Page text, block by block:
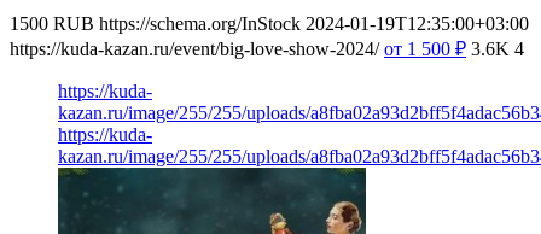
1500 RUB https://schema.org/InStock 2024-01-19T12:35:00+03:00
https://kuda-kazan.ru/event/big-love-show-2024/ от 1 500 ₽ 3.6K 4
https://kuda-
kazan.ru/image/255/255/uploads/
https://kuda-
kazan.ru/image/255/255/uploads/